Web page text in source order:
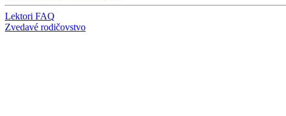
Lektori FAQ
Zvedavé rodičovstvo